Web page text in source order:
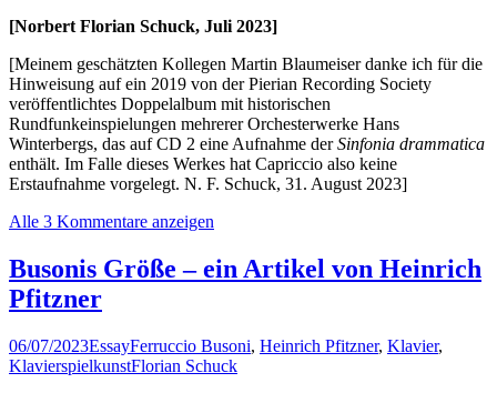
[Norbert Florian Schuck, Juli 2023]
[Meinem geschätzten Kollegen Martin Blaumeiser danke ich für die
Hinweisung auf ein 2019 von der Pierian Recording Society
veröffentlichtes Doppelalbum mit historischen
Rundfunkeinspielungen mehrerer Orchesterwerke Hans
Winterbergs, das auf CD 2 eine Aufnahme derSinfonia drammatica
enthält. Im Falle dieses Werkes hat Capriccio also keine
Erstaufnahme vorgelegt. N. F. Schuck, 31. August 2023]
Alle 3 Kommentare anzeigen
Busonis Größe – ein Artikel von Heinrich
Pfitzner
06/07/2023EssayFerruccio Busoni, Heinrich Pfitzner, Klavier,
KlavierspielkunstFlorian Schuck